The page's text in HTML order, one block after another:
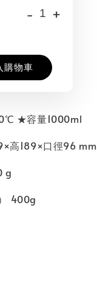
- +
購物車
★容量1000ml
高189×口徑96 mm
g
400g